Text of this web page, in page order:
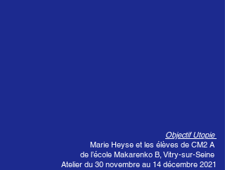
Objectif Utopie
Marie Heyse et les élèves de CM2 A
de l’école Makarenko B, Vitry-sur-Seine
Atelier du 30 novembre au 14 décembre 2021